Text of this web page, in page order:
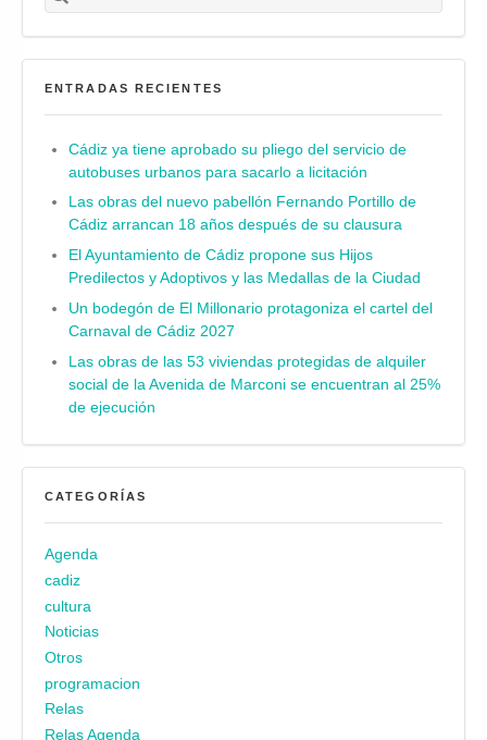
ENTRADAS RECIENTES
Cádiz ya tiene aprobado su pliego del servicio de
autobuses urbanos para sacarlo a licitación
Las obras del nuevo pabellón Fernando Portillo de
Cádiz arrancan 18 años después de su clausura
El Ayuntamiento de Cádiz propone sus Hijos
Predilectos y Adoptivos y las Medallas de la Ciudad
Un bodegón de El Millonario protagoniza el cartel del
Carnaval de Cádiz 2027
Las obras de las 53 viviendas protegidas de alquiler
social de la Avenida de Marconi se encuentran al 25%
de ejecución
CATEGORÍAS
Agenda
cadiz
cultura
Noticias
Otros
programacion
Relas
Relas Agenda